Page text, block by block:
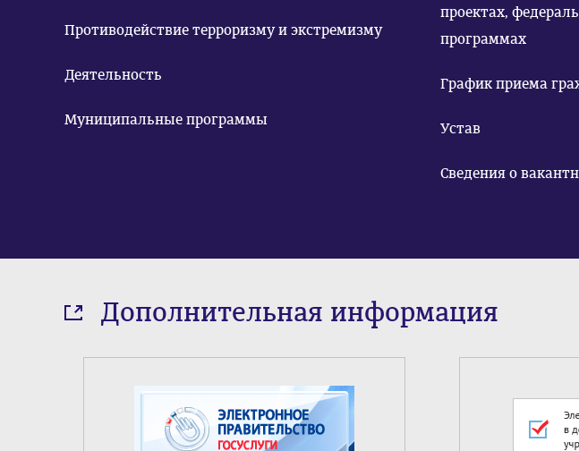
Противодействие терроризму и экстремизму
Деятельность
Муниципальные программы
проектах,
программах
График приема
Устав
Сведения о
Дополнительная информация